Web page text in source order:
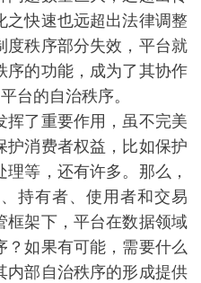
快速也远超出法律调整
度秩序部分失效，平台就
序的功能，成为了其协作
台的自治秩序。
了重要作用，虽不完美
消费者权益，比如保护
等，还有许多。那么，
持有者、使用者和交易
架下，平台在数据领域
如果有可能，需要什么
部自治秩序的形成提供